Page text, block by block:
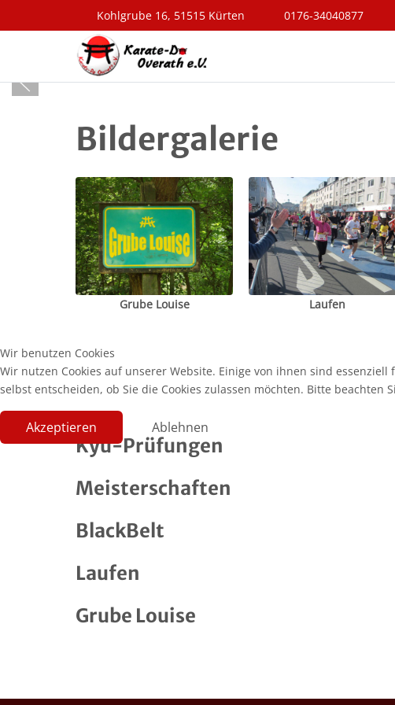
Kohlgrube 16, 51515 Kürten 0176-34040877
Bildergalerie
Grube Louise Laufen
Kyu-Prüfungen
Meisterschaften
BlackBelt
Laufen
Grube Louise
Wir benutzen Cookies
Wir nutzen Cookies auf unserer Website. Einige von ihnen sind
selbst entscheiden, ob Sie die Cookies zulassen möchten. Bitte
Akzeptieren Ablehnen